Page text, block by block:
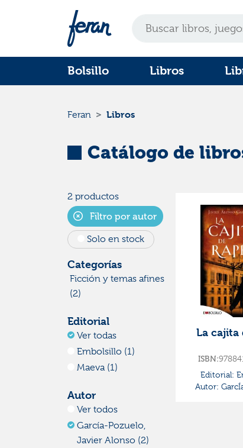
Bolsillo Libros
Feran Libros
Catálogo de
2 productos
Filtro por autor
Solo en stock
Categorías
Ficción y temas afines
(2)
Editorial
Ver todas
Embolsillo (1)
Maeva (1)
Autor
Ver todos
García-Pozuelo,
Javier Alonso (2)
La cajita
ISBN:
Editorial:
Autor: